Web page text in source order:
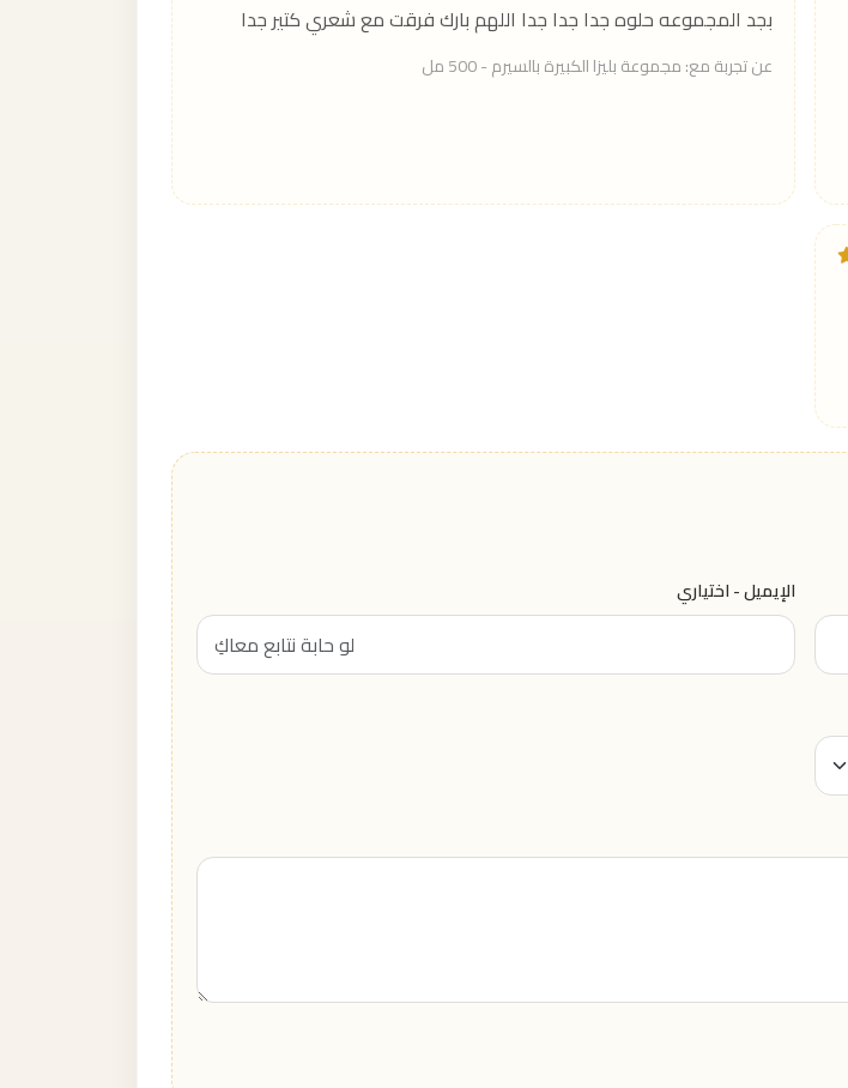
بجد المجموعه حلوه جدا جدا جدا اللهم بارك فرقت مع شعري كتير جدا
عن تجربة مع: مجموعة بليزا الكبيرة بالسيرم - 500 مل
الإيميل - اختياري